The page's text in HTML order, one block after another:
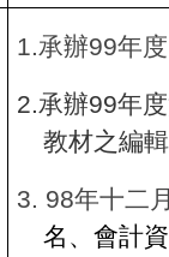
1.承辦99年
2.承辦99年
教材之編
3. 98年十二
名、會計